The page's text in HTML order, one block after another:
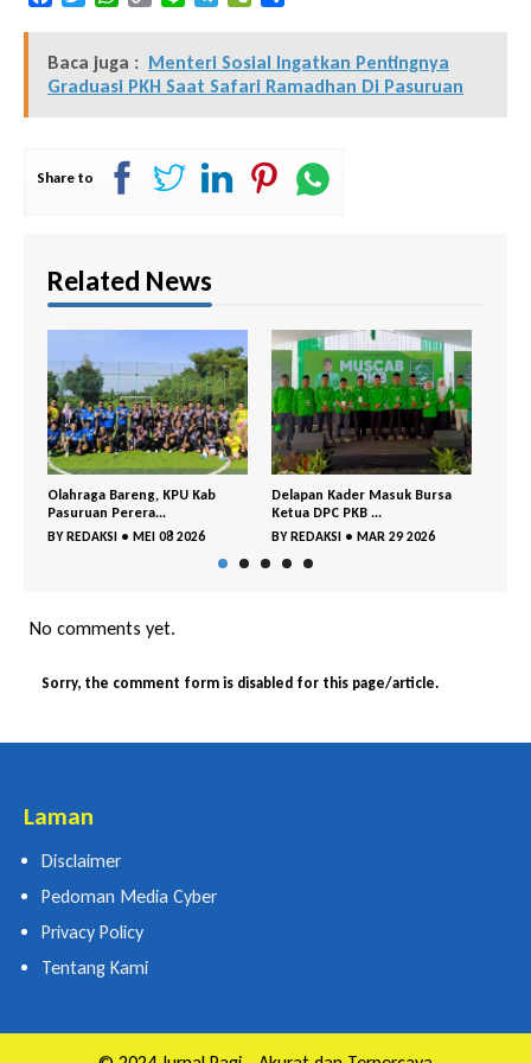
Baca juga : Menteri Sosial Ingatkan Pentingnya
Graduasi PKH Saat Safari Ramadhan Di Pasuruan
Share to
Related News
KPU Kab
08 2026
Delapan Kader Masuk Bursa
Ketua DPC PKB ...
BYREDAKSI MAR 29 2026
PDI Perjuangan– GP Ansor
Bangil Buka P...
BYREDAKSI •
No comments yet.
Sorry, the comment form is disabled for this page/article.
Laman
Disclaimer
Pedoman Media Cyber
Privacy Policy
Tentang Kami